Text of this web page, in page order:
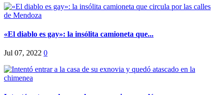
«El diablo es gay»: la insólita camioneta que...
Jul 07, 2022 0